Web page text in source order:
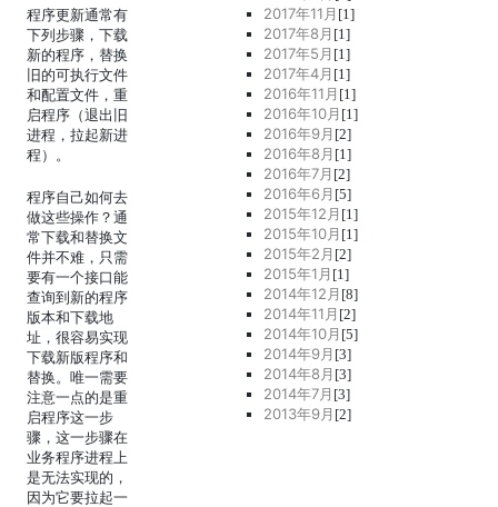
程序更新通常有
下列步骤，下载
新的程序，替换
旧的可执行文件
和配置文件，重
启程序（退出旧
进程，拉起新进
程）。
程序自己如何去
做这些操作？通
常下载和替换文
件并不难，只需
要有一个接口能
查询到新的程序
版本和下载地
址，很容易实现
下载新版程序和
替换。唯一需要
注意一点的是重
启程序这一步
骤，这一步骤在
业务程序进程上
是无法实现的，
因为它要拉起一
2017年11月 [1]
2017年8月 [1]
2017年5月 [1]
2017年4月 [1]
2016年11月 [1]
2016年10月 [1]
2016年9月 [2]
2016年8月 [1]
2016年7月 [2]
2016年6月 [5]
2015年12月 [1]
2015年10月 [1]
2015年2月 [2]
2015年1月 [1]
2014年12月 [8]
2014年11月 [2]
2014年10月 [5]
2014年9月 [3]
2014年8月 [3]
2014年7月 [3]
2013年9月 [2]